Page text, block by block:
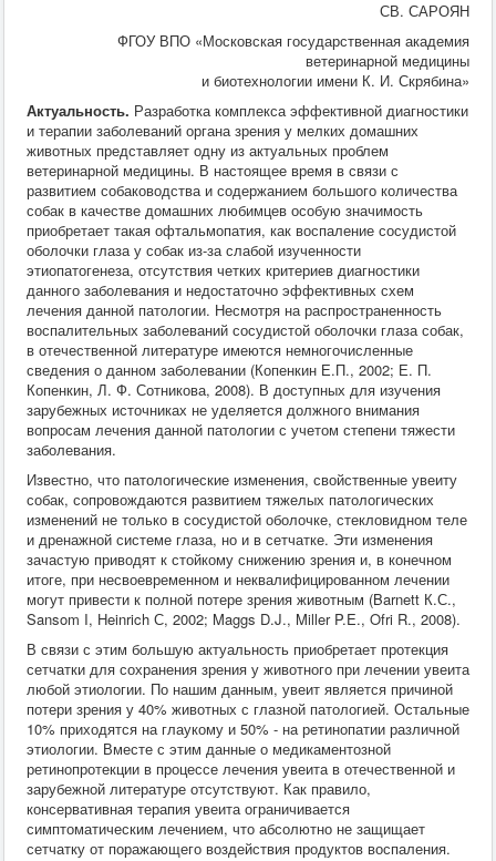
Пушные
Пчелы
Заразные заболевания
Инвазионные болезни
Инфекционные заболевания
Терапия
Гинекология
Диагностика
Хирургия
ВСЭ
Лекарственные препараты
Токсикология
Зоогигиена
Патанатомия
Интересное
Кормление
СВ. САРОЯН
ФГОУ ВПО «Московская государственная академия
ветеринарной медицины
и биотехнологии имени К. И. Скрябина»
Актуальность. Разработка комплекса эффективной диагностики
и терапии заболеваний органа зрения у мелких домашних
животных представляет одну из актуальных проблем
ветеринарной медицины. В настоящее время в связи с
развитием собаководства и содержанием большого количества
собак в качестве домашних любимцев особую значимость
приобретает такая офтальмопатия, как воспаление сосудистой
оболочки глаза у собак из-за слабой изученности
этиопатогенеза, отсутствия четких критериев диагностики
данного заболевания и недостаточно эффективных схем
лечения данной патологии. Несмотря на распространенность
воспалительных заболеваний сосудистой оболочки глаза собак,
в отечественной литературе имеются немногочисленные
сведения о данном заболевании (Копенкин Е.П., 2002; Е. П.
Копенкин, Л. Ф. Сотникова, 2008). В доступных для изучения
зарубежных источниках не уделяется должного внимания
вопросам лечения данной патологии с учетом степени тяжести
заболевания.
Известно, что патологические изменения, свойственные увеиту
собак, сопровождаются развитием тяжелых патологических
изменений не только в сосудистой оболочке, стекловидном теле
и дренажной системе глаза, но и в сетчатке. Эти изменения
зачастую приводят к стойкому снижению зрения и, в конечном
итоге, при несвоевременном и неквалифицированном лечении
могут привести к полной потере зрения животным (Barnett К.С.,
Sansom I, Heinrich С, 2002; Maggs D.J., Miller P.E., Ofri R., 2008).
В связи с этим большую актуальность приобретает протекция
сетчатки для сохранения зрения у животного при лечении увеита
любой этиологии. По нашим данным, увеит является причиной
потери зрения у 40% животных с глазной патологией. Остальные
10% приходятся на глаукому и 50% - на ретинопатии различной
этиологии. Вместе с этим данные о медикаментозной
ретинопротекции в процессе лечения увеита в отечественной и
зарубежной литературе отсутствуют. Как правило,
консервативная терапия увеита ограничивается
симптоматическим лечением, что абсолютно не защищает
сетчатку от поражающего воздействия продуктов воспаления.